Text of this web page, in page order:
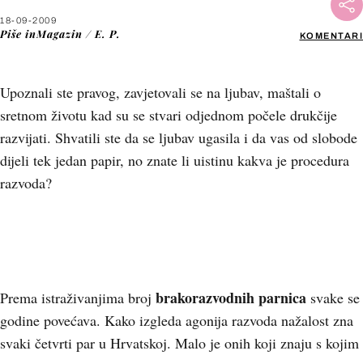
18-09-2009
Piše inMagazin / E. P. KOMENTARI
Upoznali ste pravog, zavjetovali se na ljubav, maštali o
sretnom životu kad su se stvari odjednom počele drukčije
razvijati. Shvatili ste da se ljubav ugasila i da vas od slobode
dijeli tek jedan papir, no znate li uistinu kakva je procedura
razvoda?
WhatsApp
Prema istraživanjima broj brakorazvodnih parnica svake se
godine povećava. Kako izgleda agonija razvoda nažalost zna
svaki četvrti par u Hrvatskoj. Malo je onih koji znaju s kojim